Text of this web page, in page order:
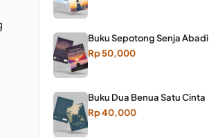
Buku Sepotong Senja Abadi
Rp50,000
Buku Dua Benua Satu Cinta
Rp40,000